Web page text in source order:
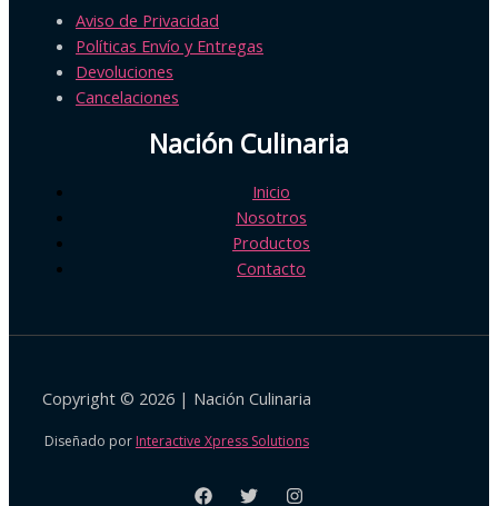
Aviso de Privacidad
Políticas Envío y Entregas
Devoluciones
Cancelaciones
Nación Culinaria
Inicio
Nosotros
Productos
Contacto
Copyright © 2026 | Nación Culinaria
Diseñado por Interactive Xpress Solutions